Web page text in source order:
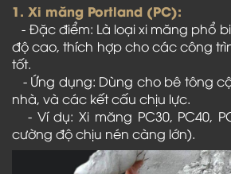
1. Xi măng Portland (PC):
- Đặc điểm: Là loại xi măng phổ
độ cao, thích hợp cho các công
tốt.
- Ứng dụng: Dùng cho bê tông
nhà, và các kết cấu chịu lực.
- Ví dụ: Xi măng PC30, PC40,
cường độ chịu nén càng lớn).